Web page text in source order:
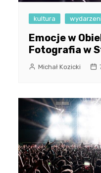
kultura
Emocje w
Fotografia w
Michał Kozicki